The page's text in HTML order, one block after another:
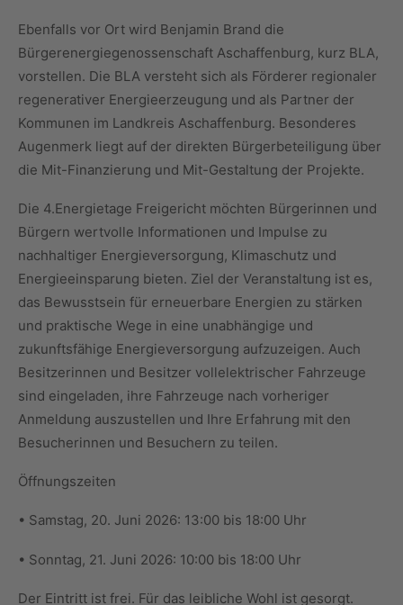
Ebenfalls vor Ort wird Benjamin Brand die
Bürgerenergiegenossenschaft Aschaffenburg, kurz BLA,
vorstellen. Die BLA versteht sich als Förderer regionaler
regenerativer Energieerzeugung und als Partner der
Kommunen im Landkreis Aschaffenburg. Besonderes
Augenmerk liegt auf der direkten Bürgerbeteiligung über
die Mit-Finanzierung und Mit-Gestaltung der Projekte.
Die 4.Energietage Freigericht möchten Bürgerinnen und
Bürgern wertvolle Informationen und Impulse zu
nachhaltiger Energieversorgung, Klimaschutz und
Energieeinsparung bieten. Ziel der Veranstaltung ist es,
das Bewusstsein für erneuerbare Energien zu stärken
und praktische Wege in eine unabhängige und
zukunftsfähige Energieversorgung aufzuzeigen. Auch
Besitzerinnen und Besitzer vollelektrischer Fahrzeuge
sind eingeladen, ihre Fahrzeuge nach vorheriger
Anmeldung auszustellen und Ihre Erfahrung mit den
Besucherinnen und Besuchern zu teilen.
Öffnungszeiten
• Samstag, 20. Juni 2026: 13:00 bis 18:00 Uhr
• Sonntag, 21. Juni 2026: 10:00 bis 18:00 Uhr
Der Eintritt ist frei. Für das leibliche Wohl ist gesorgt.